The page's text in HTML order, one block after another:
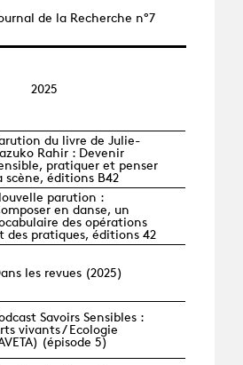
de la Recherche n°7
2025
du livre de Julie-
Rahir : Devenir
pratiquer et penser
scène, éditions B42
parution :
en danse, un
des opérations
des pratiques, éditions 42
les revues (2025)
Savoirs Sensibles :
vivants / Ecologie
(épisode 5)